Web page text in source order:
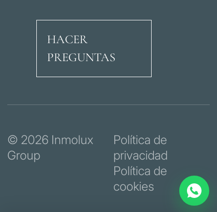
Avenida Ricardo
HACER
PREGUNTAS
© 2026 Inmolux
Group
Política de
privacidad
Política de
cookies